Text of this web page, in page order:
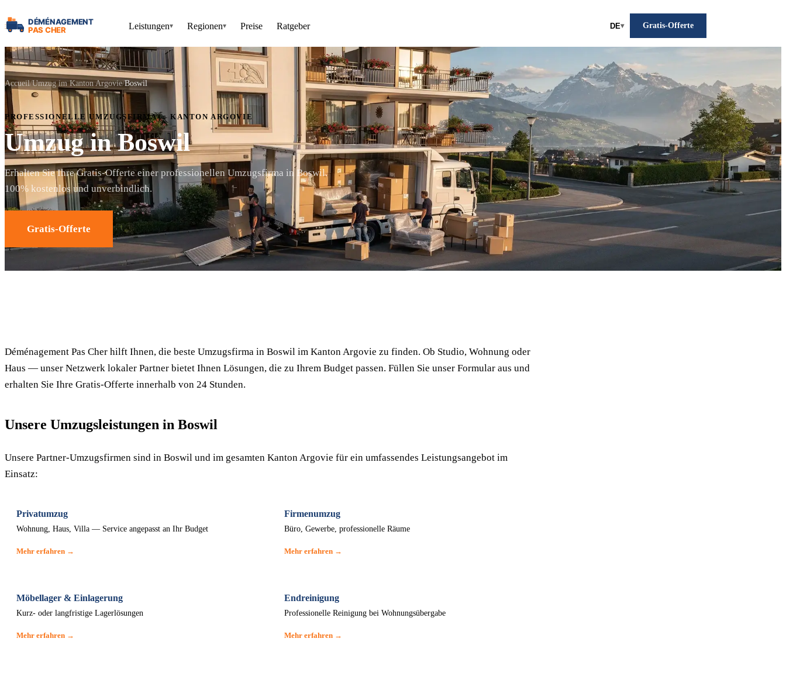
Leistungen▾ Regionen▾ Preise Ratgeber DE▾ Gratis-Offerte
Accueil Umzug im Kanton Argovie Boswil
PROFESSIONELLE UMZUGSFIRMA — KANTON ARGOVIE
Umzug in Boswil
Erhalten Sie Ihre Gratis-Offerte einer professionellen Umzugsfirma in Boswil.
100% kostenlos und unverbindlich.
Gratis-Offerte
Déménagement Pas Cher hilft Ihnen, die beste Umzugsfirma in Boswil im Kanton Argovie zu finden. Ob Studio, Wohnung oder
Haus — unser Netzwerk lokaler Partner bietet Ihnen Lösungen, die zu Ihrem Budget passen. Füllen Sie unser Formular aus und
erhalten Sie Ihre Gratis-Offerte innerhalb von 24 Stunden.
Unsere Umzugsleistungen in Boswil
Unsere Partner-Umzugsfirmen sind in Boswil und im gesamten Kanton Argovie für ein umfassendes Leistungsangebot im
Einsatz:
Privatumzug
Wohnung, Haus, Villa — Service angepasst an Ihr Budget
Mehr erfahren →
Firmenumzug
Büro, Gewerbe, professionelle Räume
Mehr erfahren →
Möbellager & Einlagerung
Kurz- oder langfristige Lagerlösungen
Mehr erfahren →
Endreinigung
Professionelle Reinigung bei Wohnungsübergabe
Mehr erfahren →